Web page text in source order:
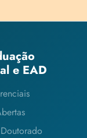
e EAD